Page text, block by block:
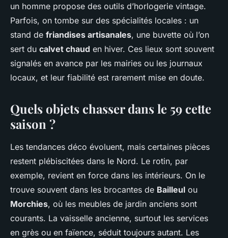
un homme propose des outils d’horlogerie vintage.
Parfois, on tombe sur des spécialités locales : un
stand de friandises artisanales, une buvette où l’on
sert du calvet chaud en hiver. Ces lieux sont souvent
signalés en avance par les mairies ou les journaux
locaux, et leur fiabilité est rarement mise en doute.
Quels objets chasser dans le 59 cette
saison ?
Les tendances déco évoluent, mais certaines pièces
restent plébiscitées dans le Nord. Le rotin, par
exemple, revient en force dans les intérieurs. On le
trouve souvent dans les brocantes de Bailleul ou
Morchies, où les meubles de jardin anciens sont
courants. La vaisselle ancienne, surtout les services
en grès ou en faïence, séduit toujours autant. Les